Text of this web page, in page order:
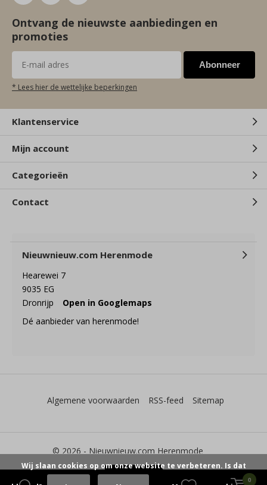
0
Ontvang de nieuwste aanbiedingen en
promoties
Abonneer
* Lees hier de wettelijke beperkingen
Klantenservice
Mijn account
Categorieën
Contact
Nieuwnieuw.com Herenmode
Hearewei 7
9035 EG
Dronrijp
Open in Googlemaps
Dé aanbieder van herenmode!
© 2026 - Nieuwnieuw.com Herenmode
Algemene voorwaarden RSS-feed Sitemap
Wij slaan cookies op om onze website te verbeteren. Is dat